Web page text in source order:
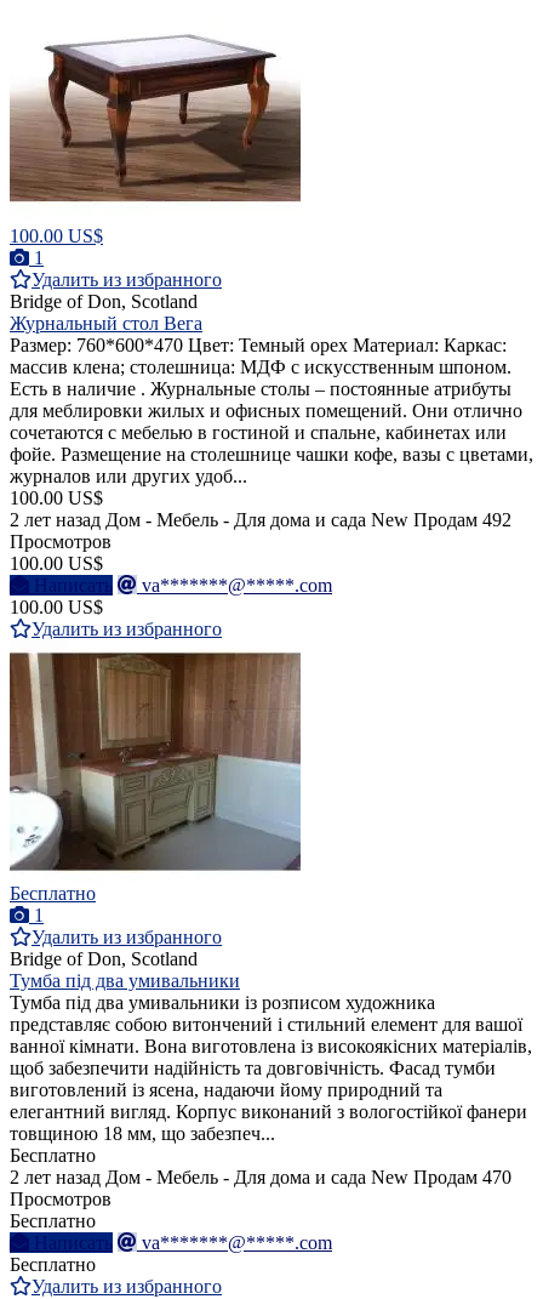
100.00 US$
1
Удалить из избранного
Bridge of Don, Scotland
Журнальный стол Вега
Размер: 760*600*470 Цвет: Темный орех Материал: Каркас:
массив клена; столешница: МДФ с искусственным шпоном.
Есть в наличие . Журнальные столы – постоянные атрибуты
для меблировки жилых и офисных помещений. Они отлично
сочетаются с мебелью в гостиной и спальне, кабинетах или
фойе. Размещение на столешнице чашки кофе, вазы с цветами,
журналов или других удоб...
100.00 US$
2 лет назад Дом - Мебель - Для дома и сада New Продам 492
Просмотров
100.00 US$
Написать
va*******@*****.com
100.00 US$
Удалить из избранного
Бесплатно
1
Удалить из избранного
Bridge of Don, Scotland
Тумба під два умивальники
Тумба під два умивальники із розписом художника
представляє собою витончений і стильний елемент для вашої
ванної кімнати. Вона виготовлена із високоякісних матеріалів,
щоб забезпечити надійність та довговічність. Фасад тумби
виготовлений із ясена, надаючи йому природний та
елегантний вигляд. Корпус виконаний з вологостійкої фанери
товщиною 18 мм, що забезпеч...
Бесплатно
2 лет назад Дом - Мебель - Для дома и сада New Продам 470
Просмотров
Бесплатно
Написать
va*******@*****.com
Бесплатно
Удалить из избранного